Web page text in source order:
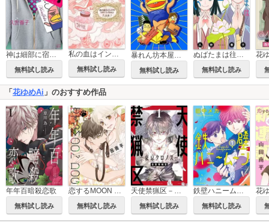
神は細部に宿るのよ
無料試し読み
私の血はインクでできているのよ
無料試し読み
暴れん坊本屋さん
無料試し読み
ぬばたまは往生しない
無料試し読み
「 花ゆめAi 」のおすすめ作品
年年百暗殺恋歌
無料試し読み
恋するMOON DOG
無料試し読み
天使禁猟区－東京クロノス－
無料試し読み
鉄壁ハニームーン
無料試し読み